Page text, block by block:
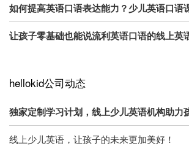
如何提高英语口语表达能力？少儿英语口语
让孩子零基础也能说流利英语口语的线上英
hellokid公司动态
独家定制学习计划，线上少儿英语机构助力
线上少儿英语，让孩子的未来更加美好！